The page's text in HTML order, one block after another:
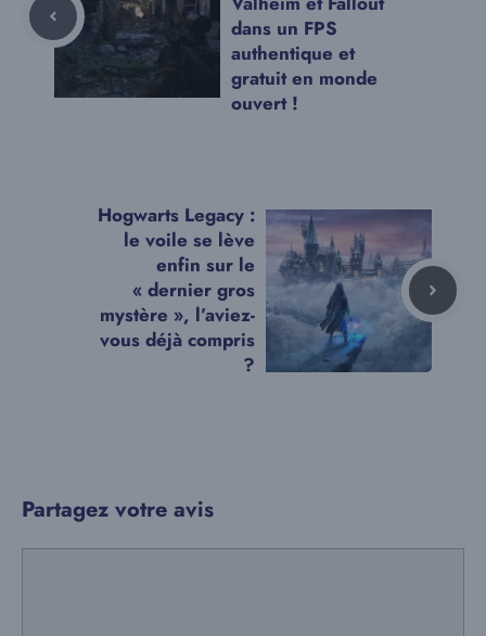
dans un FPS
authentique et
gratuit en monde
ouvert !
Hogwarts Legacy :
le voile se lève
enfin sur le
« dernier gros
mystère », l’aviez-
vous déjà compris
?
Partagez votre avis